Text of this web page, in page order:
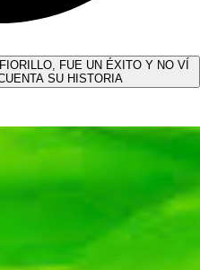
FUE UN ÉXITO Y NO VÍ
SU HISTORIA